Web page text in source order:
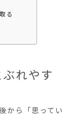
る
れやす
から「思ってい